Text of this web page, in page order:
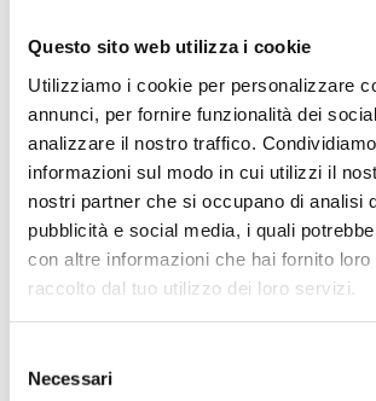
Questo sito web utilizza i cookie
Utilizziamo i cookie per personalizzare
annunci, per fornire funzionalità dei
analizzare il nostro traffico.
informazioni sul modo in cui utilizzi il
nostri partner che si occupano di analisi
pubblicità e social media, i quali
con altre informazioni che hai fornito loro
raccolto dal tuo utilizzo dei loro servizi.
delNecessari
display LCD e operatività tramite
alfanumerica, collegabile sia a
device Android.
Modello intermedio MKC-710 S:
performante e semplice da
all'ampio schermo Touch Screen
risoluzione.
Modello Top MKC-710 M: Ampio
elevata risoluzione come per il
intermedio, ma con la possibilità di
cavo o tramite wireless, fino ad
titolazione gestibili tutte tramite